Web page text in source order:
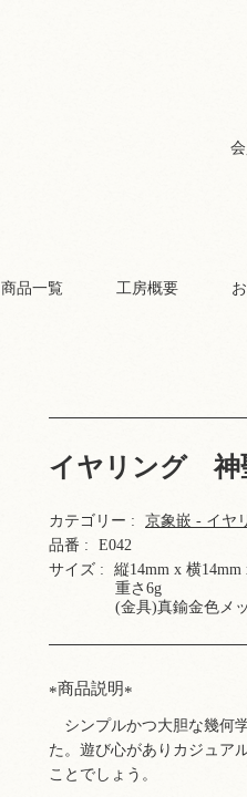
商品一覧 工房概要
イヤリング 神
カテゴリー :
京象嵌 - イヤ
品番 :
E042
サイズ :
縦14mm x 横
重さ6g
(金具)真鍮金色メ
商品説明
シンプルかつ大胆な幾何
た。遊び心がありカジュア
ことでしょう。